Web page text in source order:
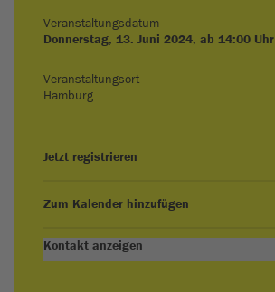
Veranstaltungsdatum
Donnerstag, 13. Juni 2024, ab 14:00 Uhr
Veranstaltungsort
Hamburg
Jetzt registrieren
Zum Kalender hinzufügen
Kontakt anzeigen